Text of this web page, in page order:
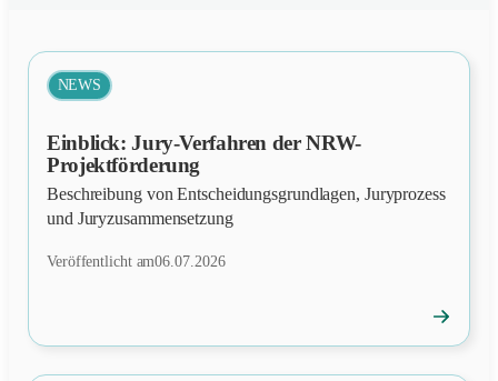
NEWS
Einblick: Jury-Verfahren der NRW-
Projektförderung
Beschreibung von Entscheidungsgrundlagen, Juryprozess
und Juryzusammensetzung
Veröffentlicht am06.07.2026
News
öffnen
→